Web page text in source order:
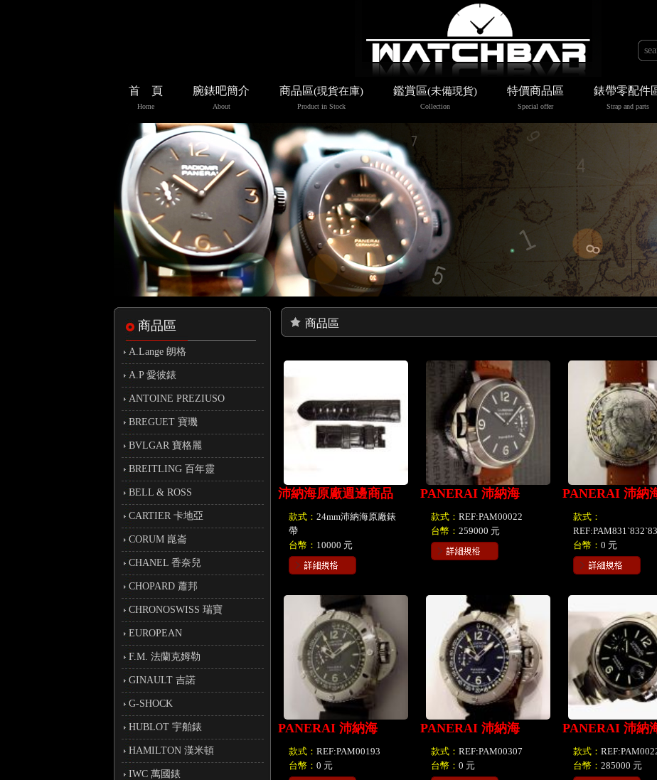
首 頁
Home
腕錶吧簡介
About
商品區(現貨在庫)
Product in Stock
鑑賞區(未備現貨)
Collection
特價商品區
Special offer
錶帶零配件
Strap and parts
商品區
A.Lange 朗格
A.P 愛彼錶
ANTOINE PREZIUSO
BREGUET 寶璣
BVLGAR 寶格麗
BREITLING 百年靈
BELL & ROSS
CARTIER 卡地亞
CORUM 崑崙
CHANEL 香奈兒
CHOPARD 蕭邦
CHRONOSWISS 瑞寶
EUROPEAN
F.M. 法蘭克姆勒
GINAULT 吉諾
G-SHOCK
HUBLOT 宇舶錶
HAMILTON 漢米頓
IWC 萬國錶
商品區
沛納海原廠週邊商品
款式： 24mm沛納海原廠錶
帶
台幣： 10000 元
PANERAI 沛納海
款式： REF:PAM00022
台幣： 259000 元
PANERAI 沛納
款式：
台幣： 0 元
PANERAI 沛納海
款式： REF:PAM00193
台幣： 0 元
PANERAI 沛納海
款式： REF:PAM00307
台幣： 0 元
PANERAI 沛納
款式：
台幣： 285000 元